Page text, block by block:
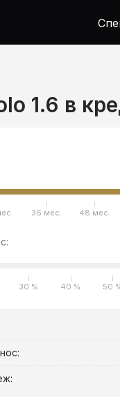
1.6 в
36 мес. 48 мес.
30 % 40 % 50